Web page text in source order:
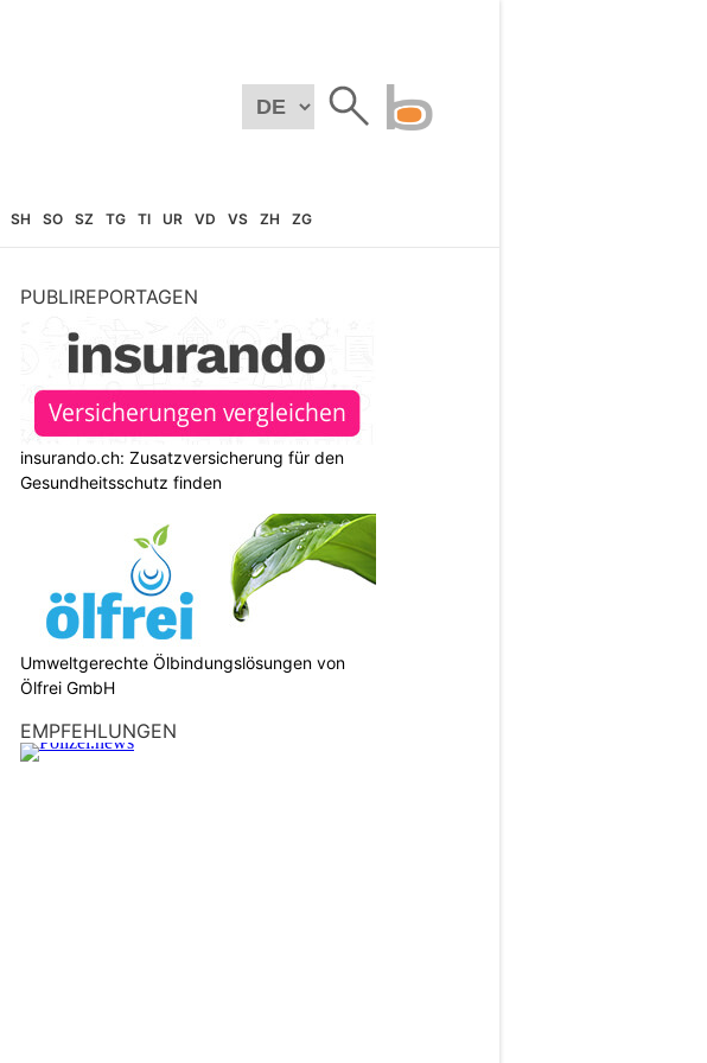
SH SO SZ TG TI UR VD VS ZH ZG
PUBLIREPORTAGEN
insurando.ch: Zusatzversicherung für den
Gesundheitsschutz finden
Umweltgerechte Ölbindungslösungen von
Ölfrei GmbH
EMPFEHLUNGEN